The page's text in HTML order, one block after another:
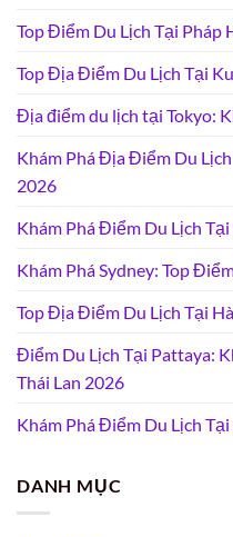
Top Điểm Du Lịch Tại Pháp
Top Địa Điểm Du Lịch Tại
Địa điểm du lịch tại Tokyo:
Khám Phá Địa Điểm Du
2026
Khám Phá Điểm Du Lịch
Khám Phá Sydney: Top
Top Địa Điểm Du Lịch Tại
Điểm Du Lịch Tại Pattaya:
Thái Lan 2026
Khám Phá Điểm Du Lịch
DANH MỤC